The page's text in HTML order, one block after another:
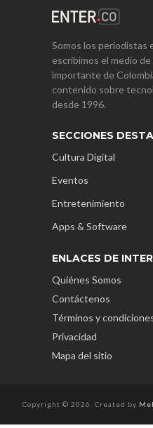
Somos los periodistas
escribimos el medio
importante de
contenido sobre
desde 1996.
SECCIONES
Cultura Digital
Eventos
Entretenimiento
Apps & Software
ENLACES DE
Quiénes Somos
Contáctenos
Términos y
Privacidad
Mapa del sitio
Copyright © 2026. Created by